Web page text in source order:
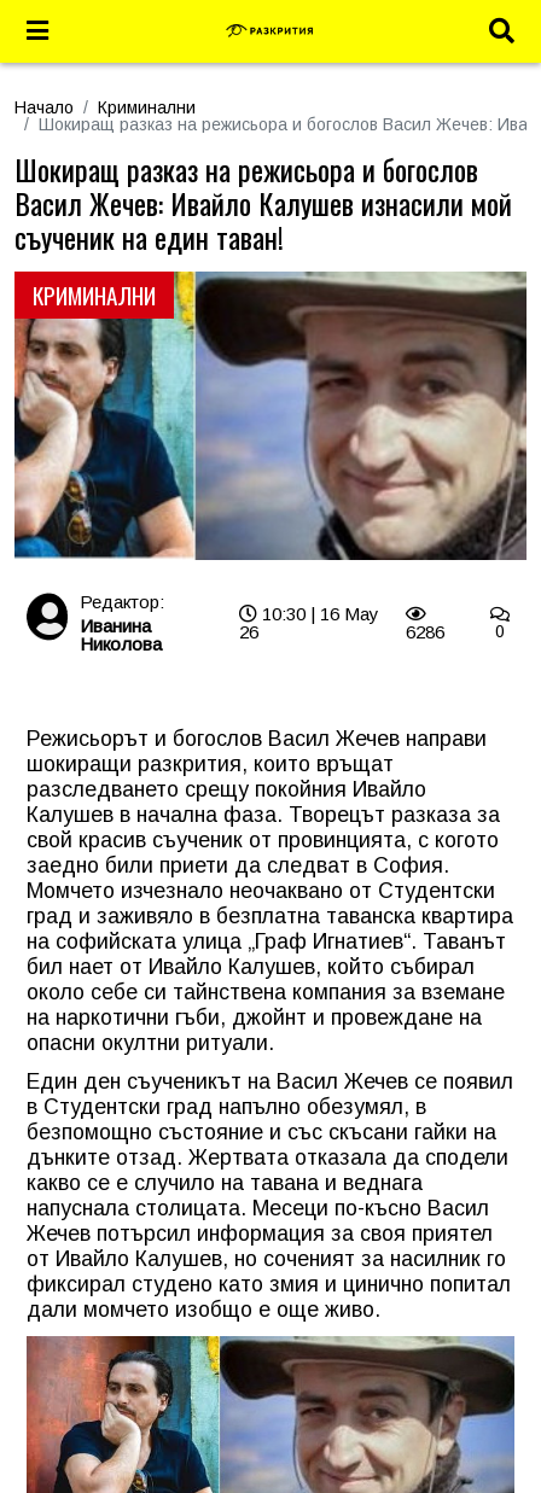
Начало
Криминални
Шокиращ разказ на режисьора и богослов Васил Жечев:
КРИМИНАЛНИ
Шокиращ разказ на режисьора и богослов
Васил Жечев: Ивайло Калушев изнасили мой
съученик на един таван!
Редактор:
Иванина
Николова
10:30 | 16 May
26
6286 0
Режисьорът и богослов Васил Жечев направи
шокиращи разкрития, които връщат
разследването срещу покойния Ивайло
Калушев в начална фаза. Творецът разказа за
свой красив съученик от провинцията, с когото
заедно били приети да следват в София.
Момчето изчезнало неочаквано от Студентски
град и заживяло в безплатна таванска квартира
на софийската улица „Граф Игнатиев“. Таванът
бил нает от Ивайло Калушев, който събирал
около себе си тайнствена компания за вземане
на наркотични гъби, джойнт и провеждане на
опасни окултни ритуали.
Един ден съученикът на Васил Жечев се появил
в Студентски град напълно обезумял, в
безпомощно състояние и със скъсани гайки на
дънките отзад. Жертвата отказала да сподели
какво се е случило на тавана и веднага
напуснала столицата. Месеци по-късно Васил
Жечев потърсил информация за своя приятел
от Ивайло Калушев, но соченият за насилник го
фиксирал студено като змия и цинично попитал
дали момчето изобщо е още живо.